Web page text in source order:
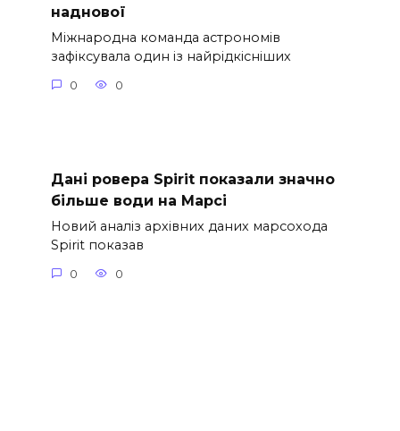
наднової
Міжнародна команда астрономів
зафіксувала один із найрідкісніших
0 0
Дані ровера Spirit показали значно
більше води на Марсі
Новий аналіз архівних даних марсохода
Spirit показав
0 0